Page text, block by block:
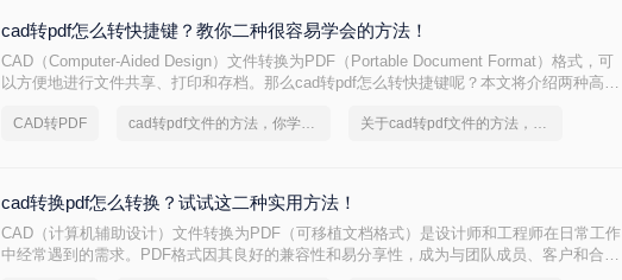
cad转pdf怎么转快捷键？教你二种很容易学会的方法！
CAD（Computer-Aided Design）文件转换为PDF（Portable Document Format）格式，可
以方便地进行文件共享、打印和存档。那么cad转pdf怎么转快捷键呢？本文将介绍两种高效
CAD转PDF cad转pdf文件的方法，你学会了吗 关于cad转pdf文件的方法，你一定要学会
cad转换pdf怎么转换？试试这二种实用方法！
CAD（计算机辅助设计）文件转换为PDF（可移植文档格式）是设计师和工程师在日常工作
中经常遇到的需求。PDF格式因其良好的兼容性和易分享性，成为与团队成员、客户和合作